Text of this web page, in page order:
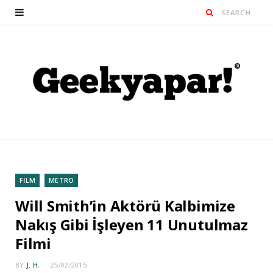
FİLM METRO
Will Smith’in Aktörü Kalbimize
Nakış Gibi İşleyen 11 Unutulmaz
Filmi
BY J. H. 25/02/2015